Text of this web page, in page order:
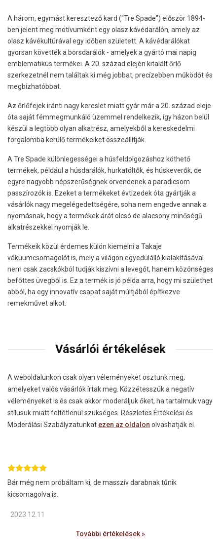
A három, egymást keresztező kard ("Tre Spade") először 1894-
ben jelent meg motívumként egy olasz kávédarálón, amely az
olasz kávékultúrával egy időben született. A kávédarálókat
gyorsan követték a borsdarálók - amelyek a gyártó mai napig
emblematikus termékei. A 20. század elején kitalált őrlő
szerkezetnél nem találtak ki még jobbat, precízebben működőt és
megbízhatóbbat.
Az őrlőfejek iránti nagy kereslet miatt gyár már a 20. század eleje
óta saját fémmegmunkáló üzemmel rendelkezik, így házon belül
készül a legtöbb olyan alkatrész, amelyekből a kereskedelmi
forgalomba kerülő termékeiket összeállítják.
A Tre Spade különlegességei a húsfeldolgozáshoz köthető
termékek, például a húsdarálók, hurkatöltők, és húskeverők, de
egyre nagyobb népszerűségnek örvendenek a paradicsom
passzírozók is. Ezeket a termékeket évtizedek óta gyártják a
vásárlók nagy megelégedettségére, soha nem engedve annak a
nyomásnak, hogy a termékek árát olcsó de alacsony minőségű
alkatrészekkel nyomják le.
Termékeik közül érdemes külön kiemelni a Takaje
vákuumcsomagolót is, mely a világon egyedülálló kialakításával
nem csak zacskókból tudják kiszívni a levegőt, hanem közönséges
befőttes üvegből is. Ez a termék is jó példa arra, hogy mi születhet
abból, ha egy innovatív csapat saját múltjából építkezve
remekművet alkot.
Vásárlói értékelések
A weboldalunkon csak olyan véleményeket osztunk meg,
amelyeket valós vásárlók írtak meg. Közzétesszük a negatív
véleményeket is és csak akkor moderáljuk őket, ha tartalmuk vagy
stílusuk miatt feltétlenül szükséges. Részletes Értékelési és
Moderálási Szabályzatunkat ezen az oldalon olvashatják el.
Bár még nem próbáltam ki, de masszív darabnak tűnik
kicsomagolva is.
2023.12.11
További értékelések »